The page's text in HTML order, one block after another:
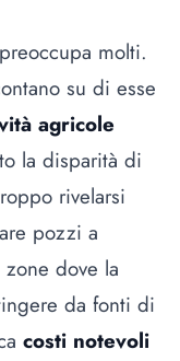
molti.
su di esse
agricole
la disparità di
rivelarsi
pozzi a
dove la
da fonti di
costi notevoli